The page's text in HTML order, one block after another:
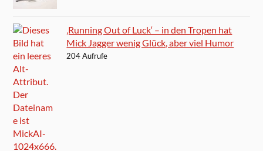
‚Running Out of Luck‘ – in den Tropen hat
Mick Jagger wenig Glück, aber viel Humor
204 Aufrufe